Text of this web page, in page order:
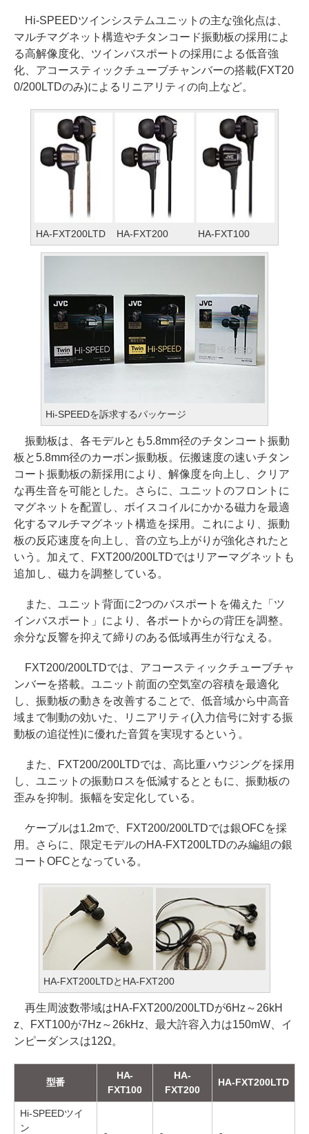
Hi-SPEEDツインシステムユニットの主な強化点は、
マルチマグネット構造やチタンコード振動板の採用によ
る高解像度化、ツインバスポートの採用による低音強
化、アコースティックチューブチャンバーの搭載(FXT20
0/200LTDのみ)によるリニアリティの向上など。
HA-FXT200LTD HA-FXT200 HA-FXT100
Hi-SPEEDを訴求するパッケージ
振動板は、各モデルとも5.8mm径のチタンコート振動
板と5.8mm径のカーボン振動板。伝搬速度の速いチタン
コート振動板の新採用により、解像度を向上し、クリア
な再生音を可能とした。さらに、ユニットのフロントに
マグネットを配置し、ボイスコイルにかかる磁力を最適
化するマルチマグネット構造を採用。これにより、振動
板の反応速度を向上し、音の立ち上がりが強化されたと
いう。加えて、FXT200/200LTDではリアーマグネットも
追加し、磁力を調整している。
また、ユニット背面に2つのバスポートを備えた「ツ
インバスポート」により、各ポートからの背圧を調整。
余分な反響を抑えて締りのある低域再生が行なえる。
FXT200/200LTDでは、アコースティックチューブチャ
ンバーを搭載。ユニット前面の空気室の容積を最適化
し、振動板の動きを改善することで、低音域から中高音
域まで制動の効いた、リニアリティ(入力信号に対する振
動板の追従性)に優れた音質を実現するという。
また、FXT200/200LTDでは、高比重ハウジングを採用
し、ユニットの振動ロスを低減するとともに、振動板の
歪みを抑制。振幅を安定化している。
ケーブルは1.2mで、FXT200/200LTDでは銀OFCを採
用。さらに、限定モデルのHA-FXT200LTDのみ編組の銀
コートOFCとなっている。
HA-FXT200LTDとHA-FXT200
再生周波数帯域はHA-FXT200/200LTDが6Hz～26kH
z、FXT100が7Hz～26kHz、最大許容入力は150mW、イ
ンピーダンスは12Ω。
型番
HA-
FXT100
HA-
FXT200
HA-FXT200LTD
Hi-SPEEDツイ
ン